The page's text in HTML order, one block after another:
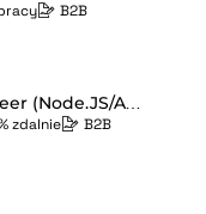
B2B
Senior Backend Engineer (Node.JS/AWS)
zdalnie B2B